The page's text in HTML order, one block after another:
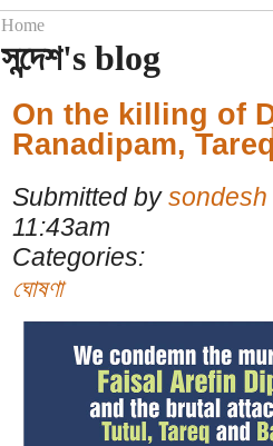
Home
সন্দেশ's blog
On the killing of
Ranadipam,
Submitted by sondesh
11:43am
Categories:
ঘোষণা